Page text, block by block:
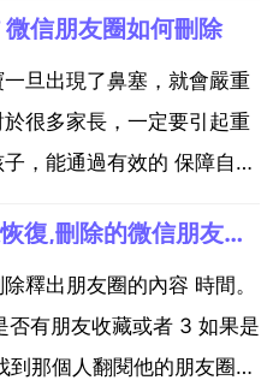
儲存的 點選 釋出 就可以
簡單，在微...
信朋友圈如何刪除
旦出現了鼻塞，就會嚴重
很多家長，一定要引起重
，能通過有效的 保障自己
全面了解，就來一同看看
寶鼻塞睡不好緩解鼻子不
微信誤刪朋友圈後怎樣恢復,刪除的微信朋友圈內容如何恢復？
釋出朋友圈的內容 時間。
有朋友收藏或者 3 如果是
那個人翻閱他的朋友圈進